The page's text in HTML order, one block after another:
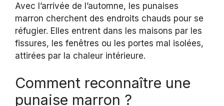
Avec l’arrivée de l’automne, les punaises
marron cherchent des endroits chauds pour se
réfugier. Elles entrent dans les maisons par les
fissures, les fenêtres ou les portes mal isolées,
attirées par la chaleur intérieure.
Comment reconnaître une
punaise marron ?